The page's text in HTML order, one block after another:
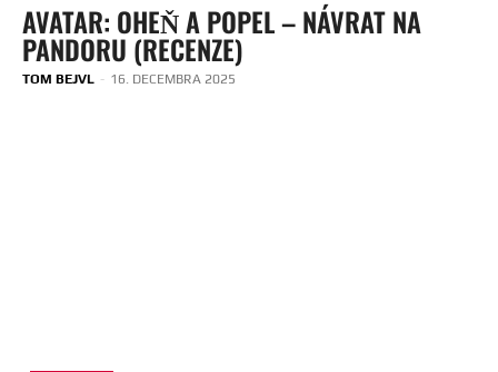
AVATAR: OHEŇ A POPEL – NÁVRAT NA
PANDORU (RECENZE)
TOM BEJVL - 16. DECEMBRA 2025